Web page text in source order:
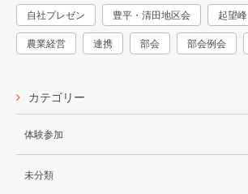
自社プレゼン 豊平・清田地区会 起望峰
農業経営 連携 部会 部会例会
カテゴリー
体験参加
未分類